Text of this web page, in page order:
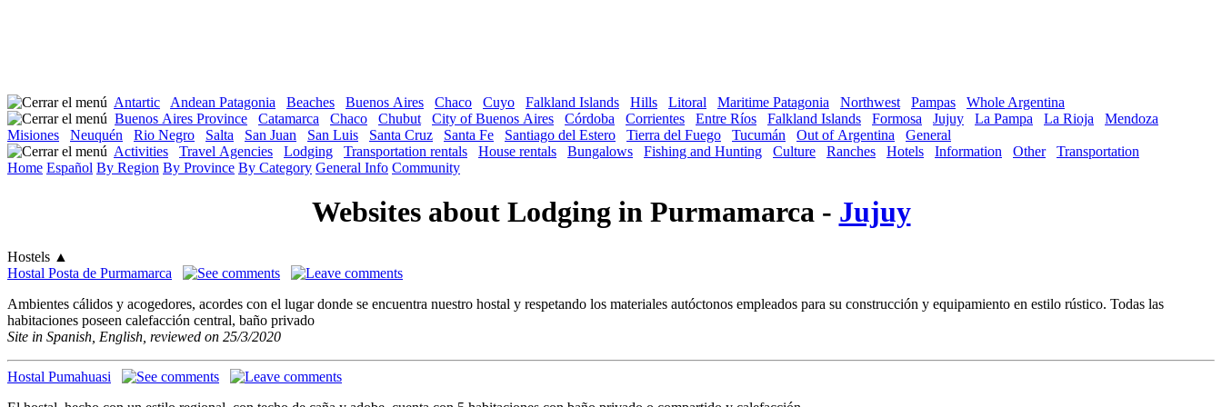
Antartic Andean Patagonia Beaches Buenos Aires Chaco Cuyo Falkland Islands Hills Litoral Maritime Patagonia Northwest Pampas
Whole Argentina
Buenos Aires Province
Catamarca Chaco Chubut City of Buenos Aires Córdoba Corrientes Entre Ríos Falkland Islands Formosa Jujuy La Pampa La Rioja
Mendoza
Misiones
Neuquén Rio Negro Salta San Juan San Luis Santa Cruz Santa Fe Santiago del Estero Tierra del Fuego Tucumán Out of Argentina
General
Activities
Travel Agencies Lodging Transportation rentals House rentals Bungalows Fishing and Hunting Culture Ranches Hotels Information Other
Transportation
Home Español By Region By Province By Category General Info Community
Websites about Lodging in Purmamarca - Jujuy
Hostels ▲
Hostal Posta de Purmamarca
Ambientes cálidos y acogedores, acordes con el lugar donde se encuentra nuestro hostal y respetando los materiales autóctonos empleados para su construcción y equipamiento en estilo rústico. Todas las
habitaciones poseen calefacción central, baño privado
Site in Spanish, English, reviewed on 25/3/2020
Hostal Pumahuasi